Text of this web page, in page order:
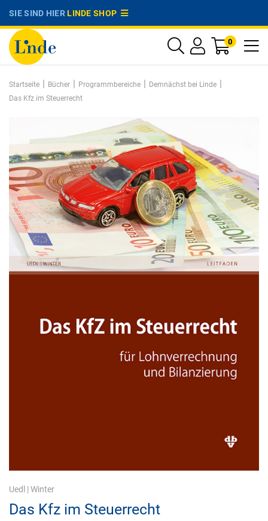
SIE SIND HIERLINDE SHOP
0
Startseite | Bücher | Programmbereiche | Demnächst bei Linde |
Das Kfz im Steuerrecht
Uedl | Winter
Das Kfz im Steuerrecht